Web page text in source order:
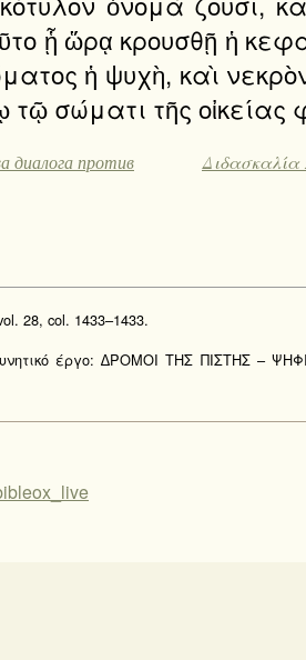
ᾗ ὥρᾳ κρουσθῇ ἡ
ἡ ψυχὴ, καὶ
τῷ σώματι τῆς
диалога против
Διδασκαλία
28, col. 1433–1433.
έργο: ∆ΡΟΜΟΙ ΤΗΣ ΠΙΣΤΗΣ –